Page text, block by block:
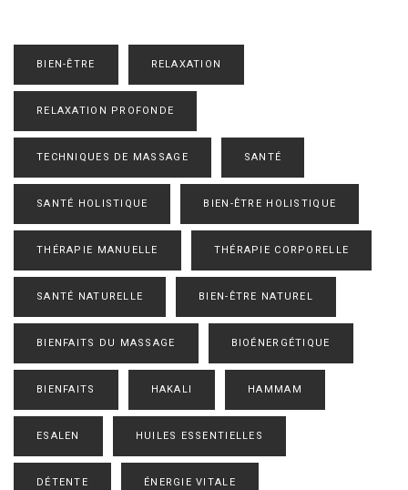
BIEN-ÊTRE RELAXATION
RELAXATION PROFONDE
TECHNIQUES DE MASSAGE SANTÉ
SANTÉ HOLISTIQUE BIEN-ÊTRE HOLISTIQUE
THÉRAPIE MANUELLE THÉRAPIE CORPORELLE
SANTÉ NATURELLE BIEN-ÊTRE NATUREL
BIENFAITS DU MASSAGE BIOÉNERGÉTIQUE
BIENFAITS HAKALI HAMMAM
ESALEN HUILES ESSENTIELLES
DÉTENTE ÉNERGIE VITALE